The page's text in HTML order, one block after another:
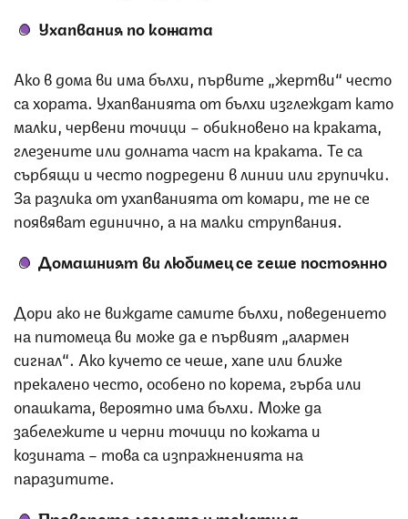
Ухапвания по кожата
Ако в дома ви има бълхи, първите „жертви“ често
са хората. Ухапванията от бълхи изглеждат като
малки, червени точици – обикновено на краката,
глезените или долната част на краката. Те са
сърбящи и често подредени в линии или групички.
За разлика от ухапванията от комари, те не се
появяват единично, а на малки струпвания.
Домашният ви любимец се чеше постоянно
Дори ако не виждате самите бълхи, поведението
на питомеца ви може да е първият „алармен
сигнал“. Ако кучето се чеше, хапе или ближе
прекалено често, особено по корема, гърба или
опашката, вероятно има бълхи. Може да
забележите и черни точици по кожата и
козината – това са изпражненията на
паразитите.